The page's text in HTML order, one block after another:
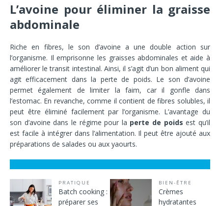
L’avoine pour éliminer la graisse
abdominale
Riche en fibres, le son d’avoine a une double action sur
l’organisme. Il emprisonne les graisses abdominales et aide à
améliorer le transit intestinal. Ainsi, il s’agit d’un bon aliment qui
agit efficacement dans la perte de poids. Le son d’avoine
permet également de limiter la faim, car il gonfle dans
l’estomac. En revanche, comme il contient de fibres solubles, il
peut être éliminé facilement par l’organisme. L’avantage du
son d’avoine dans le régime pour la perte de poids est qu’il
est facile à intégrer dans l’alimentation. Il peut être ajouté aux
préparations de salades ou aux yaourts.
PRATIQUE
Batch cooking :
préparer ses
BIEN-ÊTRE
Crèmes
hydratantes